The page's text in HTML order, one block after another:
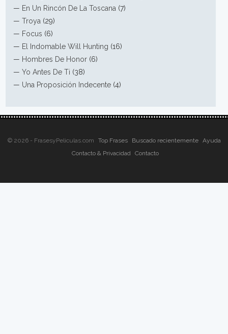
— En Un Rincón De La Toscana (7)
—Troya (29)
— Focus (6)
— El Indomable Will Hunting (16)
— Hombres De Honor (6)
—Yo Antes De Ti (38)
— Una Proposición Indecente (4)
© 2026 - FrasesyPeliculas.com Top Frases Buscado recientemente
Ayuda
Contacto & Privacidad
Contacto